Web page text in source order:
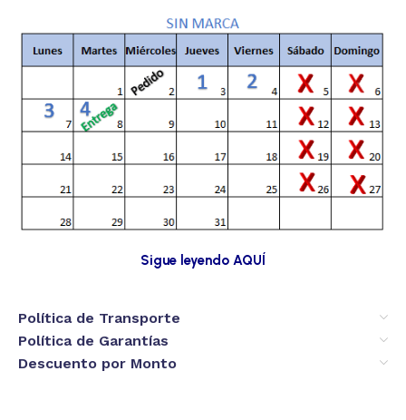
Sigue leyendo AQUÍ
Política de Transporte
Política de Garantías
Descuento por Monto